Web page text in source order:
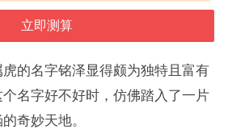
的名字铭泽显得颇为独特且富有
名字好不好时，仿佛踏入了一片
奇妙天地。